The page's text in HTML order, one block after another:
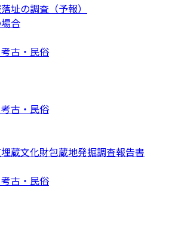
址の調査（予報）
合
古・民俗
古・民俗
蔵文化財包蔵地発掘調査報告書
古・民俗